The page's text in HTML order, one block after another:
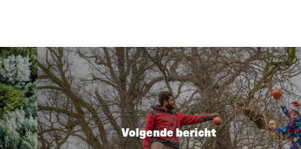
Volgende bericht